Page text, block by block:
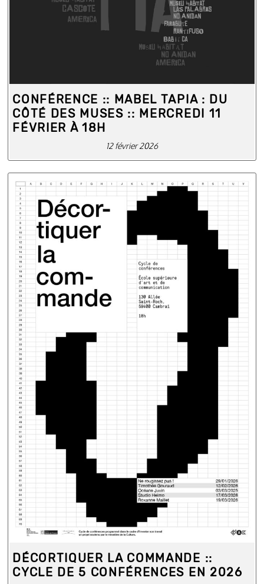
CONFÉRENCE :: MABEL TAPIA : DU
CÔTÉ DES MUSES :: MERCREDI 11
FÉVRIER À 18H
12 février 2026
DÉCORTIQUER LA COMMANDE ::
CYCLE DE 5 CONFÉRENCES EN 2026